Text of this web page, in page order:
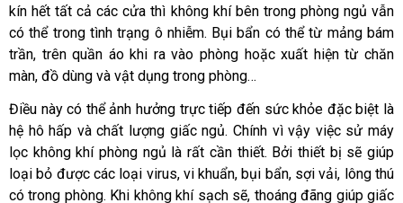
kín hết tất cả các cửa thì không khí bên trong phòng ngủ vẫn
có thể trong tình trạng ô nhiễm. Bụi bẩn có thể từ mảng bám
trần, trên quần áo khi ra vào phòng hoặc xuất hiện từ chăn
màn, đồ dùng và vật dụng trong phòng…
Điều này có thể ảnh hưởng trực tiếp đến sức khỏe đặc biệt là
hệ hô hấp và chất lượng giấc ngủ. Chính vì vậy việc sử máy
lọc không khí phòng ngủ là rất cần thiết. Bởi thiết bị sẽ giúp
loại bỏ được các loại virus, vi khuẩn, bụi bẩn, sợi vải, lông thú
có trong phòng. Khi không khí sạch sẽ, thoáng đãng giúp giấc